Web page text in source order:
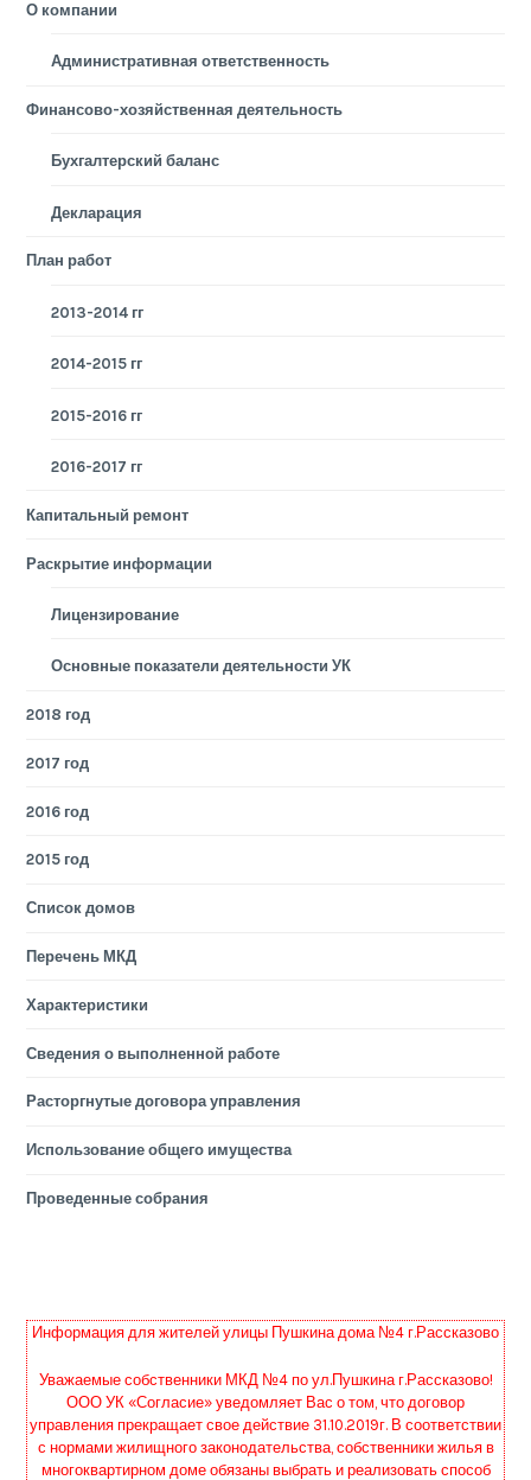
О компании
Административная ответственность
Финансово-хозяйственная деятельность
Бухгалтерский баланс
Декларация
План работ
2013-2014 гг
2014-2015 гг
2015-2016 гг
2016-2017 гг
Капитальный ремонт
Раскрытие информации
Лицензирование
Основные показатели деятельности УК
2018 год
2017 год
2016 год
2015 год
Список домов
Перечень МКД
Характеристики
Сведения о выполненной работе
Расторгнутые договора управления
Использование общего имущества
Проведенные собрания
Информация для жителей улицы Пушкина дома №4 г.Рассказово
Уважаемые собственники МКД №4 по ул.Пушкина г.Рассказово!
ООО УК «Согласие» уведомляет Вас о том, что договор
управления прекращает свое действие 31.10.2019г. В соответствии
с нормами жилищного законодательства, собственники жилья в
многоквартирном доме обязаны выбрать и реализовать способ